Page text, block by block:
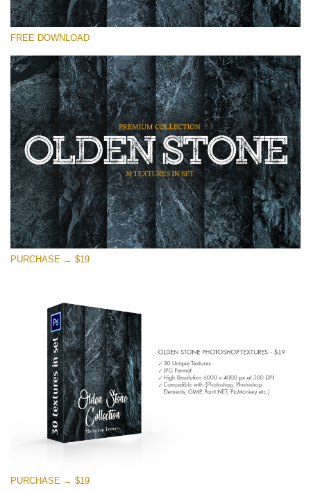
Please select
Small 800*533px
Olden Stone
(30 Textures)
Large 6000*4000px
Entire Collection
(1783 Overlays)
Large 6000*4000px
Free download
FREE DOWNLOAD
PURCHASE → $19
PURCHASE → $19